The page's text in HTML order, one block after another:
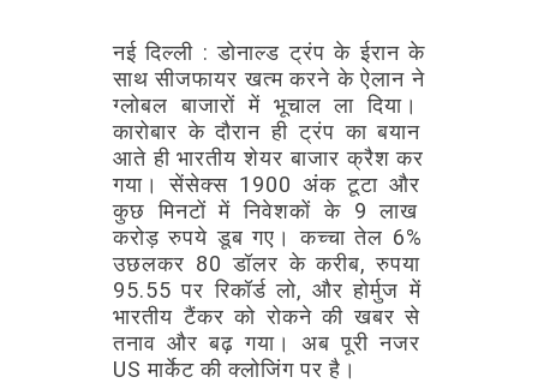
नई दिल्ली : डोनाल्ड ट्रंप के ईरानके
साथ सीजफायर खत्मकरने केऐलान ने
ग्लोबल बाजारोंमेंभूचाल ला दिया।
कारोबार केदौरान ही ट्रंप काबयान
आते हीभारतीय शेयर बाजार क्रैश कर
गया।
सेंसेक्स 1900 अंक टूटा और
कुछ मिनटोंमें निवेशकों के9 लाख
करोड़ रुपये डूब गए। कच्चातेल 6%
उछलकर 80 डॉलर केकरीब, रुपया
95.55 पर रिकॉर्डलो, और होर्मुज में
भारतीय टैंकर को रोकनेकी खबर से
तनाव और बढ़ गया। अब पूरी नजर
US मार्केटकीक्लोजिंगपर है।